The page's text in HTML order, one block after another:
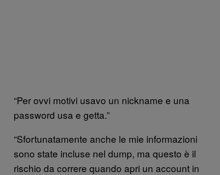
“Per ovvi motivi usavo un nickname e una
password usa e getta.”
“Sfortunatamente anche le mie informazioni
sono state incluse nel dump, ma questo è il
rischio da correre quando apri un account in